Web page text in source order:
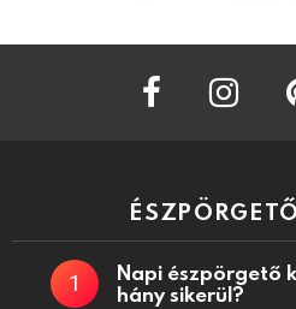
facebook
Napi észpörgető
hány sikerül?